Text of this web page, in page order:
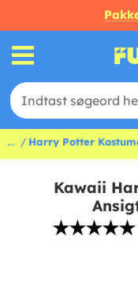
... Harry Potter
Kawaii